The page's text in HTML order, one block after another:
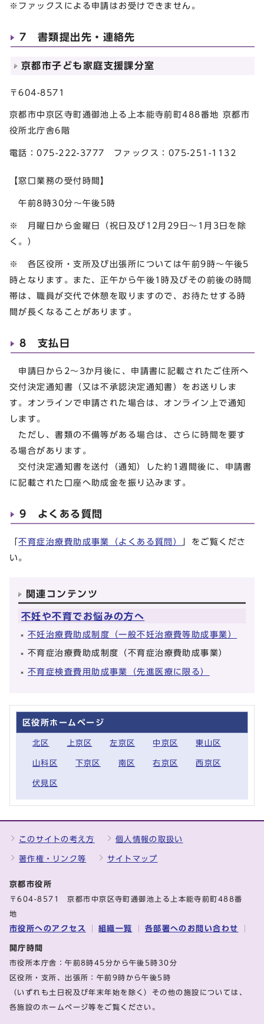
※ファックスによる申請はお受けできません。
7 書類提出先・連絡先
京都市子ども家庭支援課分室
〒604-8571
京都市中京区寺町通御池上る上本能寺前町488番地 京都市
役所北庁舎6階
電話：075-222-3777 ファックス：075-251-1132
【窓口業務の受付時間】
午前8時30分～午後5時
※ 月曜日から金曜日（祝日及び12月29日～1月3日を除
く。）
※ 各区役所・支所及び出張所については午前9時～午後5
時となります。また、正午から午後1時及びその前後の時間
帯は、職員が交代で休憩を取りますので、お待たせする時
間が長くなることがあります。
8 支払日
申請日から2～3か月後に、申請書に記載されたご住所へ
交付決定通知書（又は不承認決定通知書）をお送りしま
す。オンラインで申請された場合は、オンライン上で通知
します。
ただし、書類の不備等がある場合は、さらに時間を要す
る場合があります。
交付決定通知書を送付（通知）した約1週間後に、申請書
に記載された口座へ助成金を振り込みます。
9 よくある質問
「不育症治療費助成事業（よくある質問）
」をご覧くださ
い。
関連コンテンツ
不妊や不育でお悩みの方へ
不妊治療費助成制度（一般不妊治療費等助成事業）
不育症治療費助成制度（不育症治療費助成事業）
不育症検査費用助成事業（先進医療に限る）
区役所ホームページ
北区 上京区 左京区 中京区 東山区
山科区 下京区 南区 右京区 西京区
伏見区
このサイトの考え方 個人情報の取扱い
著作権・リンク等 サイトマップ
京都市役所
〒604-8571 京都市中京区寺町通御池上る上本能寺前町488番
地
市役所へのアクセス 組織一覧 各部署へのお問い合わせ
開庁時間
市役所本庁舎：午前8時45分から午後5時30分
区役所・支所、出張所：午前9時から午後5時
（いずれも土日祝及び年末年始を除く）その他の施設については、
各施設のホームページ等をご覧ください。